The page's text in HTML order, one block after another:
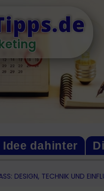
Idee dahinter
DESIGN, TECHNIK UND